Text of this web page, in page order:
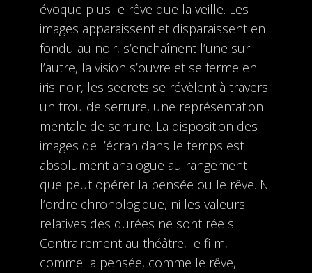
évoque plus le rêve que la veille. Les
images apparaissent et disparaissent en
fondu au noir, s’enchaînent l’une sur
l’autre, la vision s’ouvre et se ferme en
iris noir, les secrets se révèlent à travers
un trou de serrure, une représentation
mentale de serrure. La disposition des
images de l’écran dans le temps est
absolument analogue au rangement
que peut opérer la pensée ou le rêve. Ni
l’ordre chronologique, ni les valeurs
relatives des durées ne sont réels.
Contrairement au théâtre, le film,
comme la pensée, comme le rêve,